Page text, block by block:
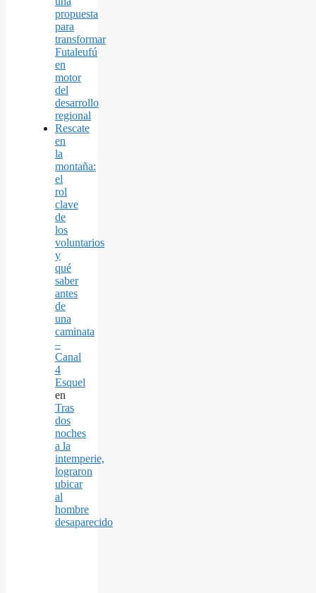
propuesta
para
transformar
Futaleufú
en
motor
del
desarrollo
regional
Rescate
en
la
montaña:
el
rol
clave
de
los
voluntarios
y
qué
saber
antes
de
una
caminata
–
Canal
4
Esquel
en
Tras
dos
noches
a la
intemperie,
lograron
ubicar
al
hombre
desaparecido